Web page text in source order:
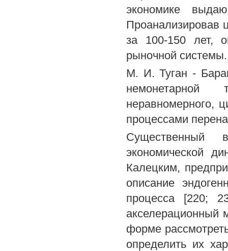
экономике
Проанализировав
за 100-150 лет,
рыночной системы.
М. И. Туган -
немонетарной
неравномерного,
процессами
Существенный
экономической
Калецким,
описание
процесса [220;
акселерационный
форме
определить их